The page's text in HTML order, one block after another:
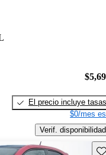
El precio incluye tasas
$0/mes
Verif. disponibilidad